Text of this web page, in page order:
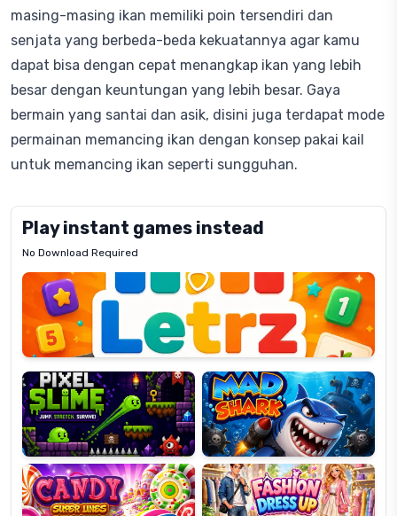
masing-masing ikan memiliki poin tersendiri dan
senjata yang berbeda-beda kekuatannya agar kamu
dapat bisa dengan cepat menangkap ikan yang lebih
besar dengan keuntungan yang lebih besar. Gaya
bermain yang santai dan asik, disini juga terdapat mode
permainan memancing ikan dengan konsep pakai kail
untuk memancing ikan seperti sungguhan.
Play instant games instead
No Download Required
Letrz
Pixel
Slime
Mad
Shark
Candy
Super
Lines
Fashion
Dress
Up